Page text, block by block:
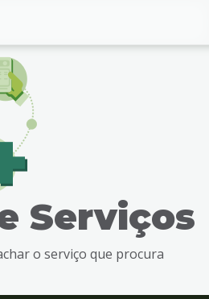
Serviços
o serviço que procura